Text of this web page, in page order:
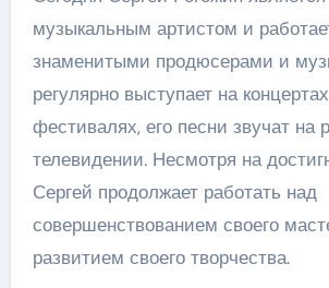
музыкальным артистом и
знаменитыми продюсерами и
регулярно выступает на
фестивалях, его песни звучат на
телевидении. Несмотря на
Сергей продолжает работать над
совершенствованием своего
развитием своего творчества.